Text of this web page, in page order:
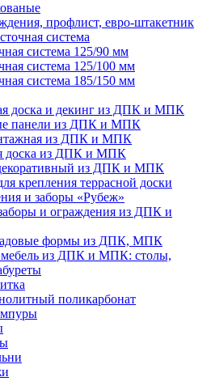
профлист, евро-штакетник
система
система 125/90 мм
система 125/100 мм
система 185/150 мм
доска и декинг из ДПК и МПК
панели из ДПК и МПК
из ДПК и МПК
доска из ДПК и МПК
из ДПК и МПК
крепления террасной доски
и заборы «Рубеж»
и ограждения из ДПК и
формы из ДПК, МПК
мебель из ДПК и МПК: столы,
поликарбонат